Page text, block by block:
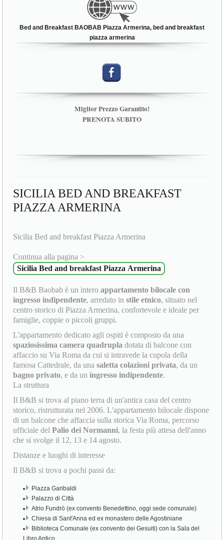
Bed and Breakfast BAOBAB Piazza Armerina, bed and breakfast
piazza armerina
Miglior Prezzo Garantito!
PRENOTA SUBITO
SICILIA BED AND BREAKFAST
PIAZZA ARMERINA
Sicilia Bed and breakfast Piazza Armerina
Continua alla pagina >
Sicilia Bed and breakfast Piazza Armerina
Il B&B Baobab è un interoappartamento bilocale con
ingresso indipendente, arredato instile etnico, situato nel
centro storico di Piazza Armerina, confortevole e ideale per
famiglie, coppie o piccoli gruppi.
L'appartamento dedicato agli ospiti è composto da una
spaziosissima camera quadrupla dotata di balcone con
affaccio su Via Roma da cui si intravede la cupola della
famosa Cattedrale, da unasaletta colazioni privata, da un
bagno privato, e da uningresso indipendente.
La struttura
Il B&B si trova al piano terra di un'antica casa del centro
storico, ristrutturata nel 2006. L'appartamento bilocale dispone
di un balcone che affaccia sulla storica Via Roma, percorso
ufficiale delPalio dei Normanni, la festa più attesa dell'anno
che si svolge il 12, 13 e 14 agosto.
Distanze e luoghi di interesse
Il B&B si trova a pochi passi da:
Piazza Garibaldi
Palazzo di Città
Atrio Fundrò (ex convento Benedettino, oggi sede comunale)
Chiesa di Sant'Anna ed ex monastero delle Agostiniane
Biblioteca Comunale (ex convento dei Gesuiti) con la Sala del
Libro Antico